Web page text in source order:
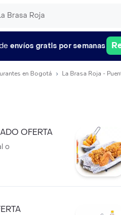
envíos gratis por semanas
en Bogotá La Brasa Roja -
OFERTA
o